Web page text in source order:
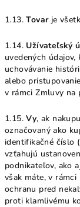
1.13.Tovarje
1.14. Užívateľský
uvedených
uchovávanie
alebo
v rámci Zmluvy na
1.15.Vy, ak
označovaný ako
identifikačné číslo
vzťahujú
podnikateľov, ako
však máte, v
ochranu pred
proti klamlivému